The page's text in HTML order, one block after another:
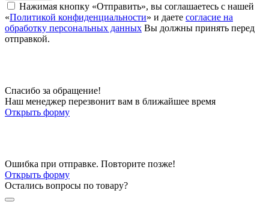
Нажимая кнопку «Отправить», вы соглашаетесь с нашей
«Политикой конфиденциальности» и даете согласие на
обработку персональных данных Вы должны принять перед
отправкой.
Спасибо за обращение!
Наш менеджер перезвонит вам в ближайшее время
Открыть форму
Ошибка при отправке. Повторите позже!
Открыть форму
Остались вопросы по товару?